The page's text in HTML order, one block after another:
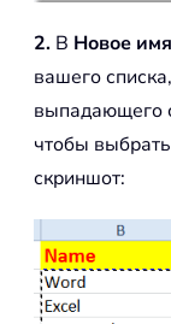
2. В Новое имя
вашего
выпадающего
чтобы
скриншот: